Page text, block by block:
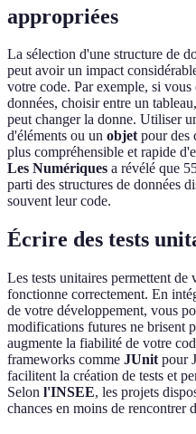
appropriées
La sélection d'une structure de
peut avoir un impact
votre code. Par exemple, si
données, choisir entre un
peut changer la donne. Utiliser
d'éléments ou un objetpour des
plus compréhensible et rapide
Les Numériques a révélé que
parti des structures de données
souvent leur code.
Écrire des tests
Les tests unitaires permettent
fonctionne correctement. En
de votre développement, vous
modifications futures ne brisent
augmente la fiabilité de votre
frameworks comme JUnit pour
facilitent la création de tests et
Selon l'INSEE, les projets
chances en moins de rencontrer